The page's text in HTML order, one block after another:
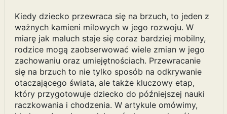
Kiedy dziecko przewraca się na brzuch, to jeden z
ważnych kamieni milowych w jego rozwoju. W
miarę jak maluch staje się coraz bardziej mobilny,
rodzice mogą zaobserwować wiele zmian w jego
zachowaniu oraz umiejętnościach. Przewracanie
się na brzuch to nie tylko sposób na odkrywanie
otaczającego świata, ale także kluczowy etap,
który przygotowuje dziecko do późniejszej nauki
raczkowania i chodzenia. W artykule omówimy,